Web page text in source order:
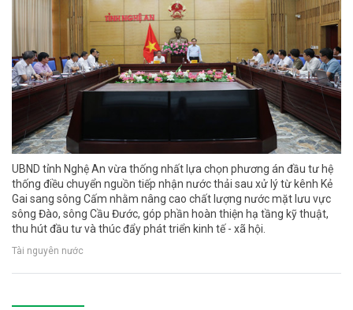
UBND tỉnh Nghệ An vừa thống nhất lựa chọn phương án đầu tư hệ
thống điều chuyển nguồn tiếp nhận nước thải sau xử lý từ kênh Kẻ
Gai sang sông Cấm nhằm nâng cao chất lượng nước mặt lưu vực
sông Đào, sông Cầu Đước, góp phần hoàn thiện hạ tầng kỹ thuật,
thu hút đầu tư và thúc đẩy phát triển kinh tế - xã hội.
Tài nguyên nước